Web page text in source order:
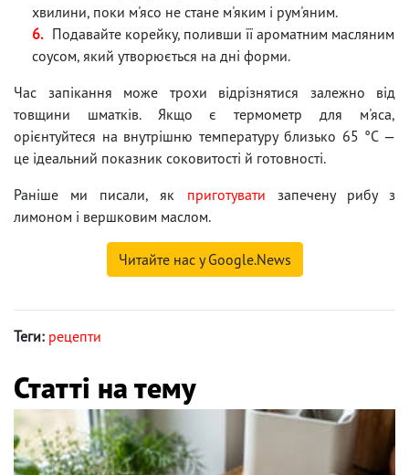
хвилини, поки м'ясо не стане м'яким і рум'яним.
Подавайте корейку, поливши її ароматним масляним
соусом, який утворюється на дні форми.
Час запікання може трохи відрізнятися залежно від
товщини шматків. Якщо є термометр для м'яса,
орієнтуйтеся на внутрішню температуру близько 65 °C —
це ідеальний показник соковитості й готовності.
Раніше ми писали, як приготувати запечену рибу з
лимоном і вершковим маслом.
Читайте нас у Google.News
Теги: рецепти
Статті на тему